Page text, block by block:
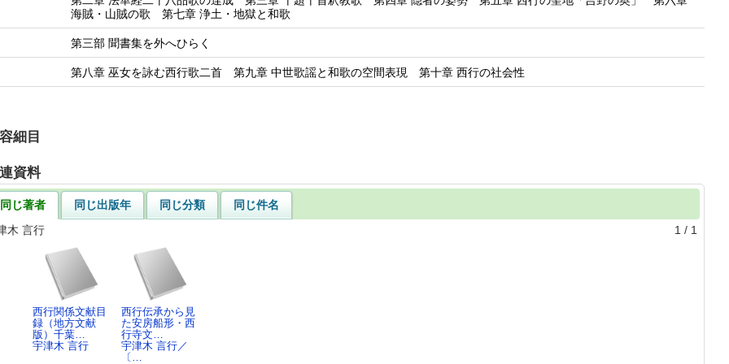
海賊・山賊の歌 第七章 浄土・地獄と和歌
第三部 聞書集を外へひらく
第八章 巫女を詠む西行歌二首 第九章 中世歌謡と和歌の空間表現 第十章 西行の社会性
細目
資料
同じ著者 同じ出版年 同じ分類
同じ件名
木 言行
1 / 1
西行関係文献目
録（地方文献
版）千葉…
宇津木 言行
西行伝承から見
た安房船形・西
行寺文…
宇津木 言行／
〔…